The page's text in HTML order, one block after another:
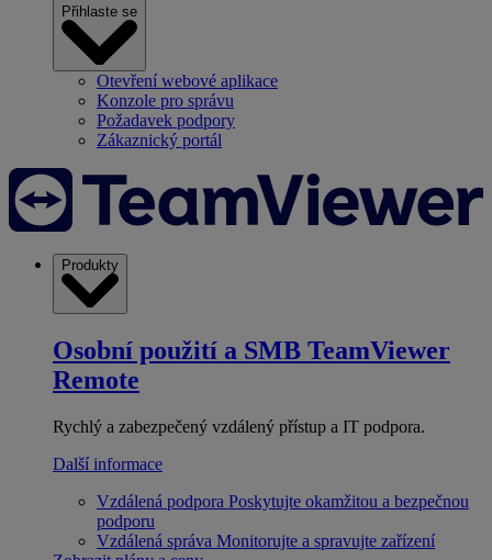
Přihlaste se
Otevření webové aplikace
Konzole pro správu
Požadavek podpory
Zákaznický portál
Produkty
Osobní použití a SMB TeamViewer
Remote
Rychlý a zabezpečený vzdálený přístup a IT podpora.
Další informace
Vzdálená podpora Poskytujte okamžitou a bezpečnou
podporu
Vzdálená správa Monitorujte a spravujte zařízení